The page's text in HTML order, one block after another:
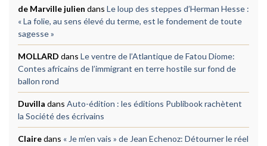
de Marville julien dans Le loup des steppes d’Herman Hesse :
« La folie, au sens élevé du terme, est le fondement de toute
sagesse »
MOLLARD dans Le ventre de l’Atlantique de Fatou Diome:
Contes africains de l’immigrant en terre hostile sur fond de
ballon rond
Duvilla dans Auto-édition : les éditions Publibook rachètent
la Société des écrivains
Clairedans « Je m’en vais » de Jean Echenoz: Détourner le réel